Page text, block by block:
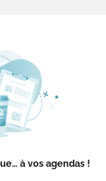
à vos agendas !